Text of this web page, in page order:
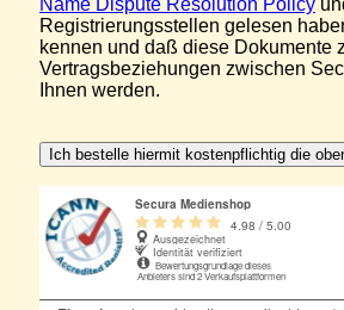
Name Dispute Resolution Policy
Registrierungsstellen gelesen
kennen und daß diese Dokumente
Vertragsbeziehungen zwischen
Ihnen werden.